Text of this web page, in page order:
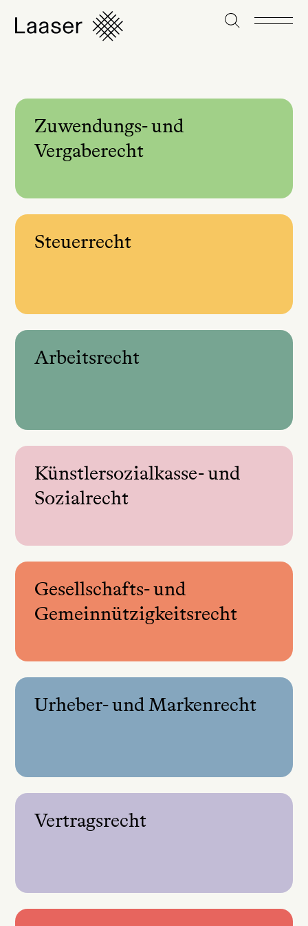
Zuwendungs- und
Vergaberecht
Steuerrecht
Arbeitsrecht
Künstlersozialkasse- und
Sozialrecht
Gesellschafts- und
Gemeinnützigkeitsrecht
Urheber- und Markenrecht
Vertragsrecht